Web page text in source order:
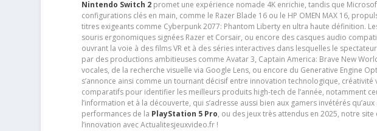
Nintendo Switch 2promet une expérience nomade 4K enrichie, tandis que
configurations clés en main, comme le Razer Blade 16 ou le HP OMEN MAX 16,
titres exigeants comme Cyberpunk 2077: Phantom Liberty en ultra haute définition.
souris ergonomiques signées Razer et Corsair, ou encore des casques audio
ouvrant la voie à des films VR et à des séries interactives dans lesquelles le
par des productions ambitieuses comme Avatar 3, Captain America: Brave New
vocales, de la recherche visuelle via Google Lens, ou encore du Generative Engine
s’annonce ainsi comme un tournant décisif entre innovation technologique,
comparatifs pour identifier les meilleurs produits high-tech de l’année, notamment
l’information et à la découverte, qui s’adresse aussi bien aux gamers invétérés
performances de la PlayStation 5 Pro, ou des jeux très attendus en 2025, notre
l’innovation avec Actualitesjeuxvideo.fr !